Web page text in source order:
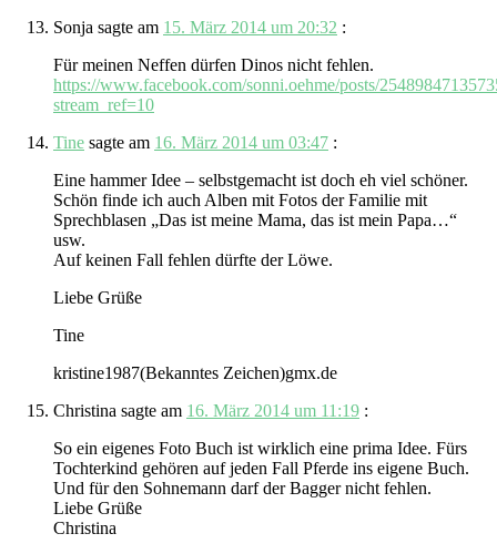
Sonja sagte am 15. März 2014 um 20:32 :
Für meinen Neffen dürfen Dinos nicht fehlen.
https://www.facebook.com/sonni.oehme/posts/
stream_ref=10
Tine sagte am 16. März 2014 um 03:47 :
Eine hammer Idee – selbstgemacht ist doch eh viel schöner.
Schön finde ich auch Alben mit Fotos der Familie mit
Sprechblasen „Das ist meine Mama, das ist mein Papa…“
usw.
Auf keinen Fall fehlen dürfte der Löwe.
Liebe Grüße
Tine
kristine1987(Bekanntes Zeichen)gmx.de
Christina sagte am 16. März 2014 um 11:19 :
So ein eigenes Foto Buch ist wirklich eine prima Idee. Fürs
Tochterkind gehören auf jeden Fall Pferde ins eigene Buch.
Und für den Sohnemann darf der Bagger nicht fehlen.
Liebe Grüße
Christina